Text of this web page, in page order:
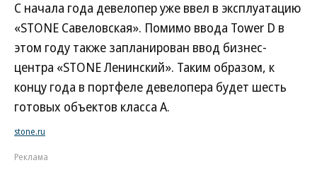
С начала года девелопер уже ввел в эксплуатацию
«STONE Савеловская». Помимо ввода Tower D в
этом году также запланирован ввод бизнес-
центра «STONE Ленинский». Таким образом, к
концу года в портфеле девелопера будет шесть
готовых объектов класса А.
stone.ru
Реклама